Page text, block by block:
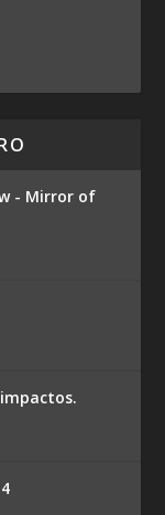
- Mirror of